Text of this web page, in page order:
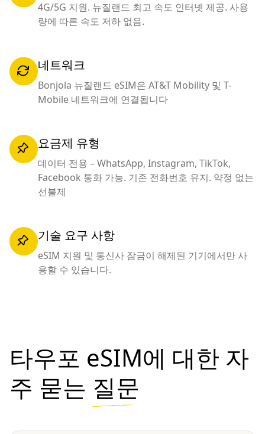
4G/5G 지원. 뉴질랜드 최고 속도 인터넷 제공. 사용
량에 따른 속도 저하 없음.
네트워크
Bonjola 뉴질랜드 eSIM은 AT&T Mobility 및 T-
Mobile 네트워크에 연결됩니다
요금제 유형
데이터 전용 – WhatsApp, Instagram, TikTok,
Facebook 통화 가능. 기존 전화번호 유지. 약정 없는
선불제
기술 요구 사항
eSIM 지원 및 통신사 잠금이 해제된 기기에서만 사
용할 수 있습니다.
타우포 eSIM에 대한 자
주 묻는 질문